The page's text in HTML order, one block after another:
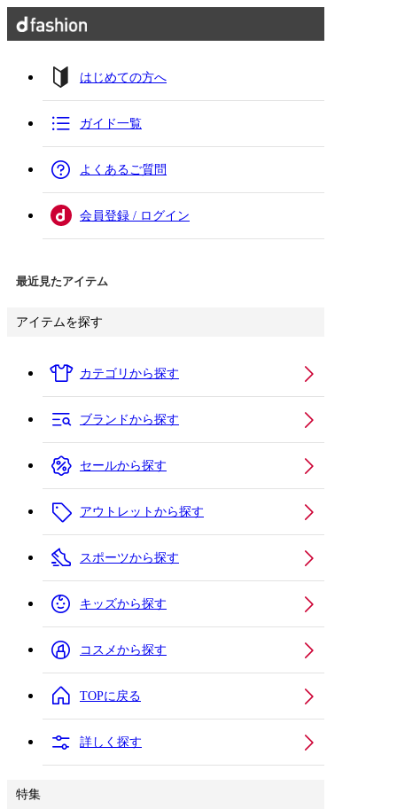
はじめての方へ
ガイド一覧
よくあるご質問
会員登録 / ログイン
最近見たアイテム
アイテムを探す
カテゴリから探す
ブランドから探す
セールから探す
アウトレットから探す
スポーツから探す
キッズから探す
コスメから探す
TOPに戻る
詳しく探す
特集